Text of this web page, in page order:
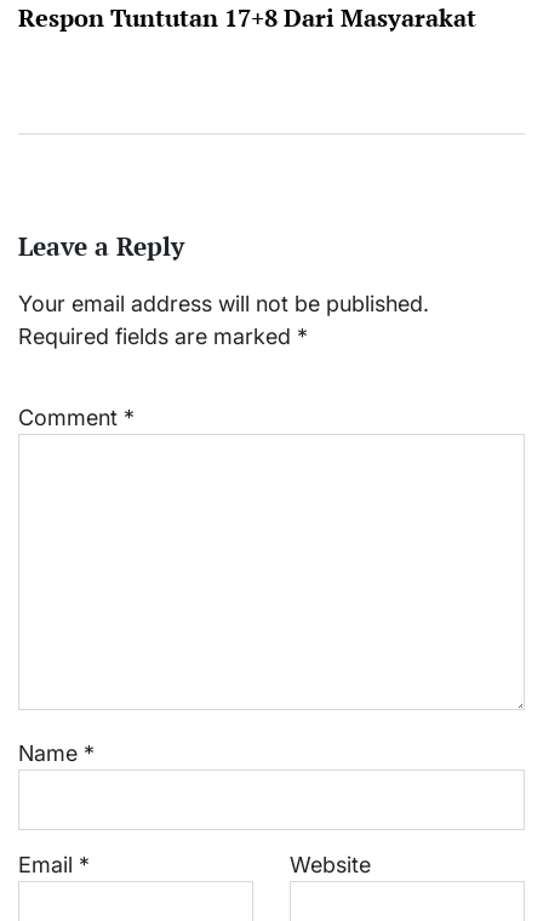
Respon Tuntutan 17+8 Dari Masyarakat
Leave a Reply
Your email address will not be published.
Required fields are marked *
Comment *
Name *
Email * Website